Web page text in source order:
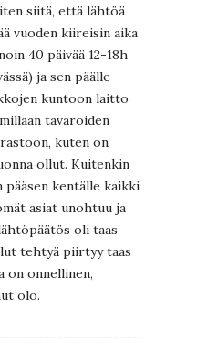
siitä, että lähtöä
vuoden kiireisin aika
40 päivää 12-18h
ja sen päälle
kuntoon laitto
tavaroiden
kuten on
ollut. Kuitenkin
pääsen kentälle kaikki
asiat unohtuu ja
oli taas
tehtyä piirtyy taas
on onnellinen,
olo.